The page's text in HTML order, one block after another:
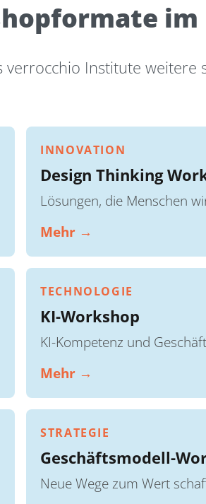
Institute weitere
INNOVATION
Design Thinking
Lösungen, die Menschen
Mehr →
TECHNOLOGIE
KI-Workshop
KI-Kompetenz und
Mehr →
STRATEGIE
Geschäftsmodell-
Neue Wege zum Wert